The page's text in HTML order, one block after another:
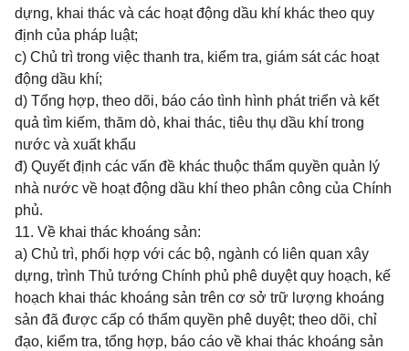
dựng, khai thác và các hoạt động dầu khí khác theo quy
định của pháp luật;
c) Chủ trì trong việc thanh tra, kiểm tra, giám sát các hoạt
động dầu khí;
d) Tổng hợp, theo dõi, báo cáo tình hình phát triển và kết
quả tìm kiếm, thăm dò, khai thác, tiêu thụ dầu khí trong
nước và xuất khẩu
đ) Quyết định các vấn đề khác thuộc thẩm quyền quản lý
nhà nước về hoạt động dầu khí theo phân công của Chính
phủ.
11. Về khai thác khoáng sản:
a) Chủ trì, phối hợp với các bộ, ngành có liên quan xây
dựng, trình Thủ tướng Chính phủ phê duyệt quy hoạch, kế
hoạch khai thác khoáng sản trên cơ sở trữ lượng khoáng
sản đã được cấp có thẩm quyền phê duyệt; theo dõi, chỉ
đạo, kiểm tra, tổng hợp, báo cáo về khai thác khoáng sản